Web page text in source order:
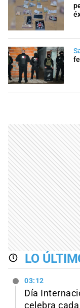
LO
03:12
Día
celebra